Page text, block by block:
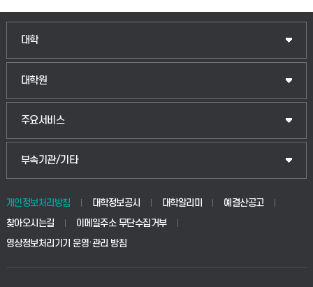
대학
인문융합공공인재학부
법경영학부
생명공학부
대학원
일반대학원
산업대학원
공공정책대학원
교육대학원
주요서비스
입학안내
웹메일
학사시스템(전문학사 및 전공심화)
부속기관/기타
중앙도서관
학생생활관(안성)
개인정보처리방침 대학정보공시 대학알리미
예결산공고
찾아오시는길
이메일주소 무단수집거부
영상정보처리기기 운영·관리 방침